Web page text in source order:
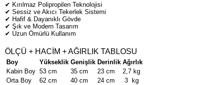
✔ Kırılmaz Polipropilen Teknolojisi
✔ Sessiz ve Akıcı Tekerlek Sistemi
✔ Hafif & Dayanıklı Gövde
✔ Şık ve Modern Tasarım
✔ Uzun Ömürlü Kullanım
ÖLÇÜ + HACİM + AĞIRLIK TABLOSU
Boy Yükseklik Genişlik Derinlik Ağırlık
Kabin Boy 53 cm 35 cm 23 cm
2,7 kg
Orta Boy
62 cm 40 cm 24 cm
3 kg